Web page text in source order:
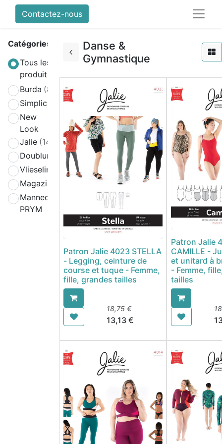
Contactez-nous
Catégories
Tous les
produits
Burda (808)
Simplicity
(580)
New
Look
(270)
Jalie (141)
Doublure
(2)
Vlieseline
(64)
Magazines
Mannequin
PRYM
Danse &
Gymnastique
Patron Jalie 4023 STELLA
- Legging, ceinture de
course et tuque - Femme,
fille, grandes tailles
18,75€
13,13 €
Patron Jalie
CAMILLE -
et unitard à
- Femme,
tailles